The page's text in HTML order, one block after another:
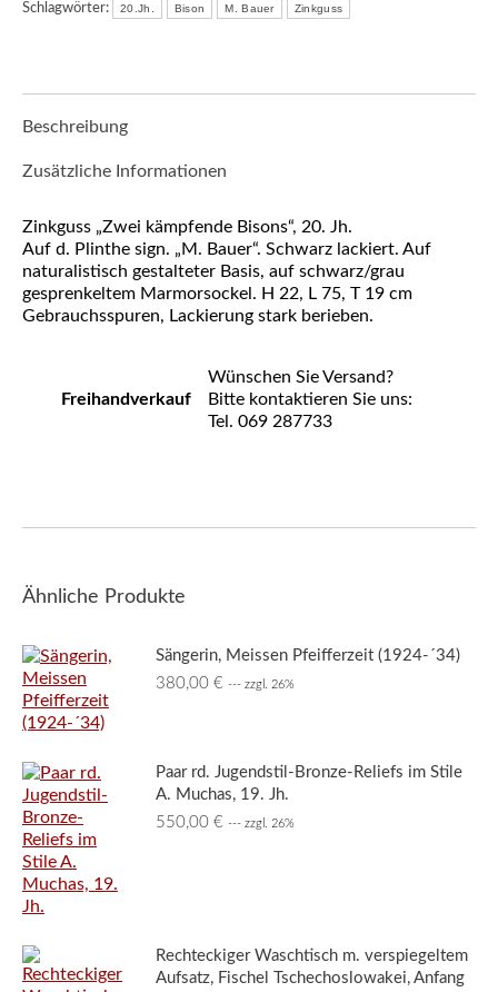
Schlagwörter: 20.Jh. Bison M. Bauer Zinkguss
Beschreibung
Zusätzliche Informationen
Zinkguss „Zwei kämpfende Bisons“, 20. Jh.
Auf d. Plinthe sign. „M. Bauer“. Schwarz lackiert. Auf
naturalistisch gestalteter Basis, auf schwarz/grau
gesprenkeltem Marmorsockel. H 22, L 75, T 19 cm
Gebrauchsspuren, Lackierung stark berieben.
Freihandverkauf
Wünschen Sie Versand?
Bitte kontaktieren Sie uns:
Tel. 069 287733
Ähnliche Produkte
Sängerin, Meissen Pfeifferzeit (1924-´34)
380,00 € --- zzgl. 26%
Paar rd. Jugendstil-Bronze-Reliefs im Stile
A. Muchas, 19. Jh.
550,00 € --- zzgl. 26%
Rechteckiger Waschtisch m. verspiegeltem
Aufsatz, Fischel Tschechoslowakei, Anfang